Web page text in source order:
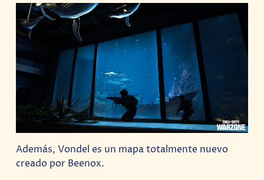
Además, Vondel es un mapa totalmente nuevo
creado por Beenox.